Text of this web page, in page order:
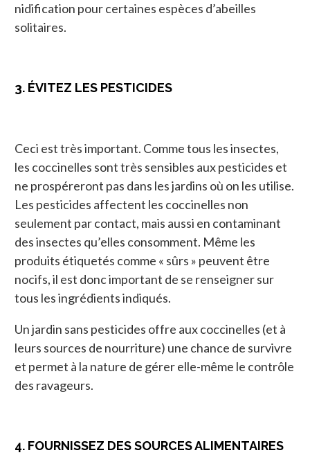
nidification pour certaines espèces d’abeilles
solitaires.
3. ÉVITEZ LES PESTICIDES
Ceci est très important. Comme tous les insectes,
les coccinelles sont très sensibles aux pesticides et
ne prospéreront pas dans les jardins où on les utilise.
Les pesticides affectent les coccinelles non
seulement par contact, mais aussi en contaminant
des insectes qu’elles consomment. Même les
produits étiquetés comme « sûrs » peuvent être
nocifs, il est donc important de se renseigner sur
tous les ingrédients indiqués.
Un jardin sans pesticides offre aux coccinelles (et à
leurs sources de nourriture) une chance de survivre
et permet à la nature de gérer elle-même le contrôle
des ravageurs.
4. FOURNISSEZ DES SOURCES ALIMENTAIRES